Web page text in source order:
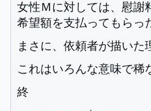
女性Ｍに対しては、慰謝
希望額を支払ってもらっ
まさに、依頼者が描い
これはいろんな意味で稀
終